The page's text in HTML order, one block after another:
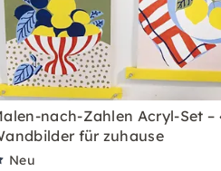
nach-Zahlen Acryl-Set –
für zuhause
Neu